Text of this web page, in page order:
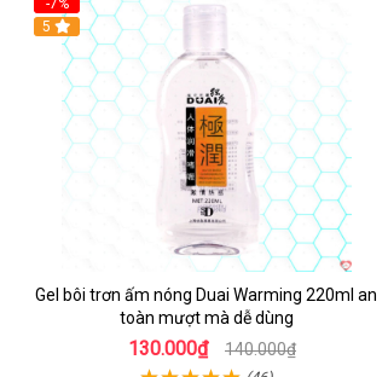
-7%
5
Gel bôi trơn ấm nóng Duai Warming 220ml an
toàn mượt mà dễ dùng
130.000₫ 140.000₫